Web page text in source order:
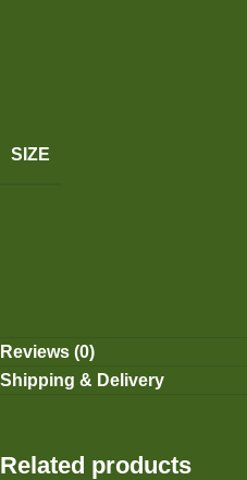
SIZE
Reviews (0)
Shipping & Delivery
Related products